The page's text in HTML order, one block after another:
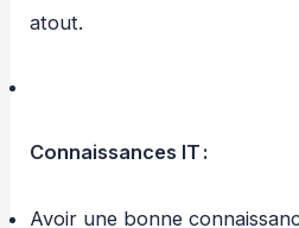
atout.
Connaissances IT :
Avoir une bonne